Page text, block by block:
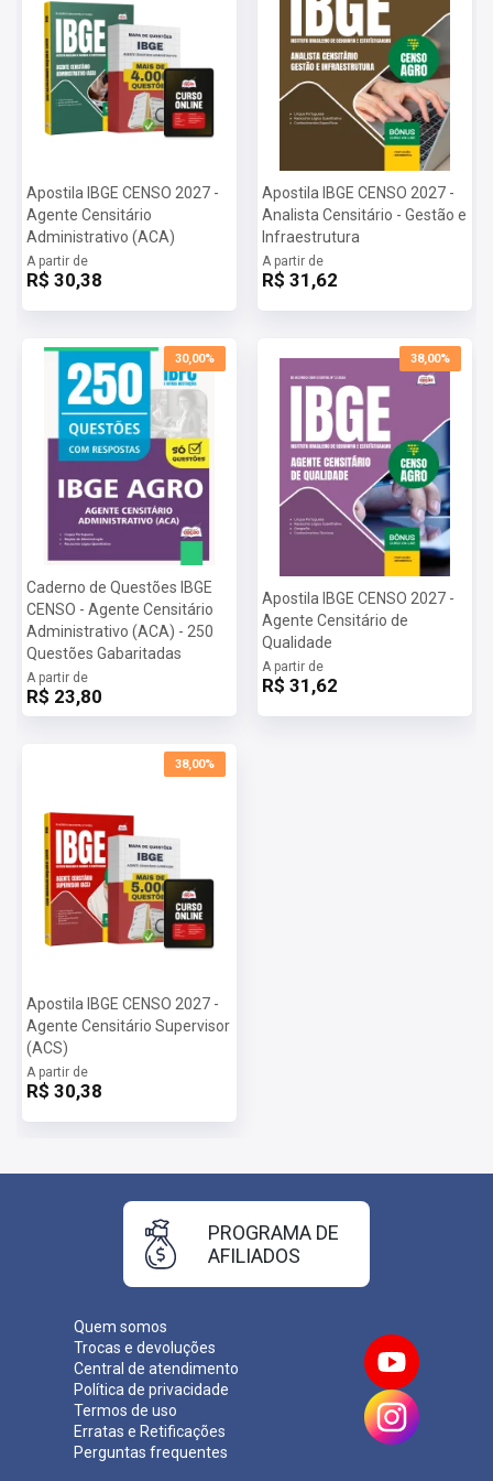
Apostila IBGE CENSO 2027 -
Agente Censitário
Administrativo (ACA)
A partir de
R$ 30,38
Apostila IBGE CENSO 2027 -
Analista Censitário - Gestão e
Infraestrutura
A partir de
R$ 31,62
30,00%
Caderno de Questões IBGE
CENSO - Agente Censitário
Administrativo (ACA) - 250
Questões Gabaritadas
A partir de
R$ 23,80
38,00%
Apostila IBGE CENSO 2027 -
Agente Censitário de
Qualidade
A partir de
R$ 31,62
38,00%
Apostila IBGE CENSO 2027 -
Agente Censitário Supervisor
(ACS)
A partir de
R$ 30,38
Quem somos
Trocas e devoluções
Central de atendimento
Política de privacidade
Termos de uso
Erratas e Retificações
Perguntas frequentes
PROGRAMA DE
AFILIADOS